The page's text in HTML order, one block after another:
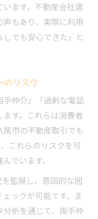
ます。不動産会社選
もあり、実際に利用
でも安心できた」と
のリスク
仲介」「過剰な電話
す。これらは消費者
市の不動産取引でも
これらのリスクを可
でいます。
監視し、意図的な囲
ックが可能です。ま
析を通じて、両手仲